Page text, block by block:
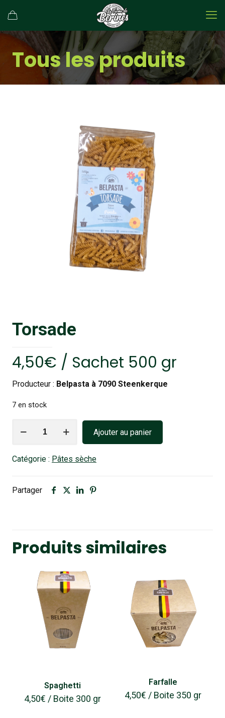
Tous les produits
Torsade
4,50€ / Sachet 500 gr
Producteur : Belpasta à 7090 Steenkerque
7 en stock
Ajouter au panier
Catégorie : Pâtes sèche
Partager
Produits similaires
Spaghetti
4,50€ / Boite 300 gr
Farfalle
4,50€ / Boite 350 gr